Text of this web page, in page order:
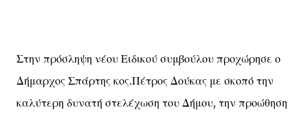
Στην πρόσληψη νέου Ειδικού συμβούλου προχώρησε ο
Δήμαρχος Σπάρτης κος.Πέτρος Δούκας με σκοπό την
καλύτερη δυνατή στελέχωση του Δήμου, την προώθηση